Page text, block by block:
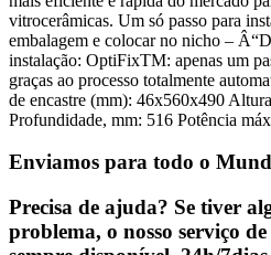
vitrocerâmicas. Um só passo para
embalagem e colocar no nicho –
instalação: OptiFixTM: apenas um
graças ao processo totalmente
de encastre (mm): 46x560x490
Profundidade, mm: 516 Potência
Enviamos para todo o
Precisa de ajuda? Se tiver
problema, o nosso serviço